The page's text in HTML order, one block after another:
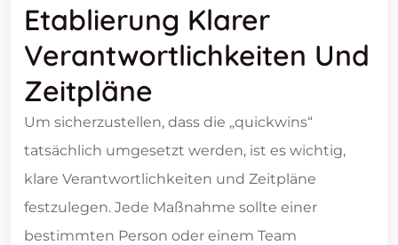
Etablierung Klarer
Verantwortlichkeiten Und
Zeitpläne
Um sicherzustellen, dass die „quickwins“
tatsächlich umgesetzt werden, ist es wichtig,
klare Verantwortlichkeiten und Zeitpläne
festzulegen. Jede Maßnahme sollte einer
bestimmten Person oder einem Team